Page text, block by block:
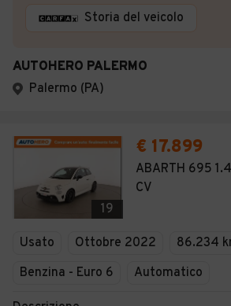
Storia del veicolo
AUTOHERO PALERMO
Palermo (PA)
19
€ 17.899
ABARTH 695
CV
Usato Ottobre 2022
86.234
Benzina - Euro 6
Automatico